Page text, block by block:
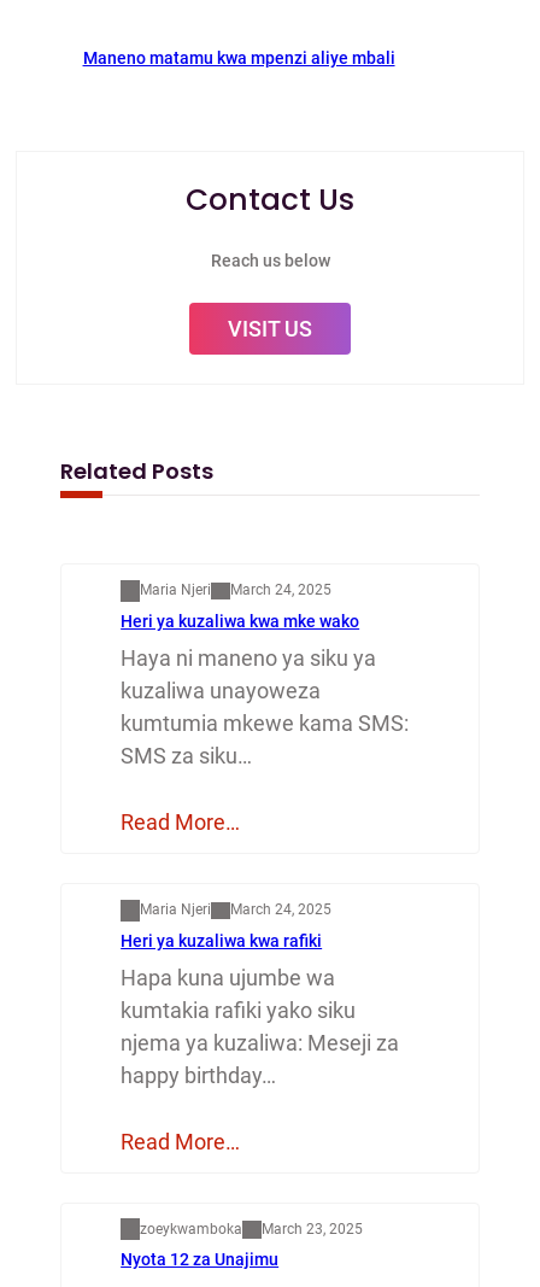
Maneno matamu kwa mpenzi aliye mbali
Contact Us
Reach us below
VISIT US
Related Posts
Maria Njeri March 24, 2025
Heri ya kuzaliwa kwa mke wako
Haya ni maneno ya siku ya
kuzaliwa unayoweza
kumtumia mkewe kama SMS:
SMS za siku…
Read More…
Maria Njeri March 24, 2025
Heri ya kuzaliwa kwa rafiki
Hapa kuna ujumbe wa
kumtakia rafiki yako siku
njema ya kuzaliwa: Meseji za
happy birthday…
Read More…
zoeykwamboka March 23, 2025
Nyota 12 za Unajimu